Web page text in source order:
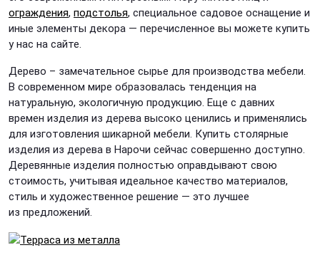
ограждения, подстолья, специальное садовое оснащение и
иные элементы декора — перечисленное вы можете купить
у нас на сайте.
Дерево – замечательное сырье для производства мебели.
В современном мире образовалась тенденция на
натуральную, экологичную продукцию. Еще с давних
времен изделия из дерева высоко ценились и применялись
для изготовления шикарной мебели. Купить столярные
изделия из дерева в Нарочи сейчас совершенно доступно.
Деревянные изделия полностью оправдывают свою
стоимость, учитывая идеальное качество материалов,
стиль и художественное решение — это лучшее
из предложений.